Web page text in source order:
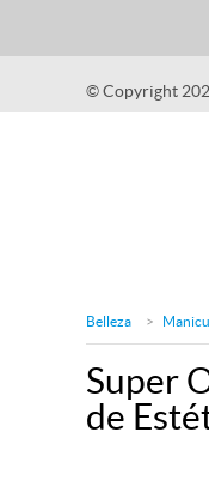
© Copyright
Belleza
Super
de